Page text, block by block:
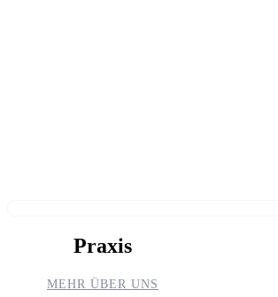
Praxis
MEHR ÜBER UNS